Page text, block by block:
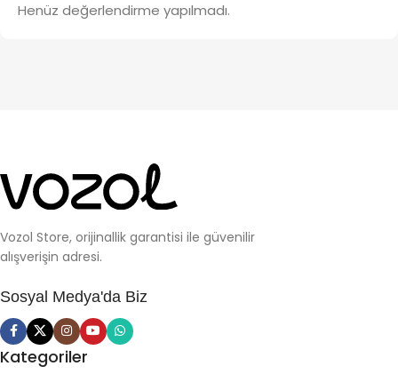
Henüz değerlendirme yapılmadı.
Vozol Store, orijinallik garantisi ile güvenilir
alışverişin adresi.
Sosyal Medya'da Biz
Kategoriler